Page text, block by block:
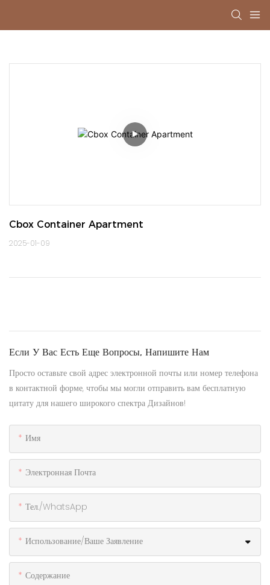
Cbox Container Apartment
2025-01-09
Если У Вас Есть Еще Вопросы, Напишите Нам
Просто оставьте свой адрес электронной почты или номер телефона
в контактной форме, чтобы мы могли отправить вам бесплатную
цитату для нашего широкого спектра Дизайнов!
Имя
Электронная Почта
Тел./WhatsApp
Использование/ваше Заявление
Содержание